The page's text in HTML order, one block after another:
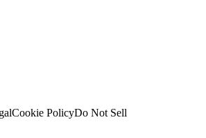
Cookie PolicyDo Not Sell